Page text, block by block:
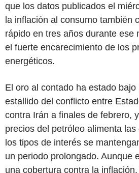
que los datos publicados el
la inflación al consumo también
rápido en tres años durante ese
el fuerte encarecimiento de los
energéticos.
El oro al contado ha estado
estallido del conflicto entre
contra Irán a finales de febrero,
precios del petróleo alimenta
los tipos de interés se
un periodo prolongado. Aunque
una cobertura contra la